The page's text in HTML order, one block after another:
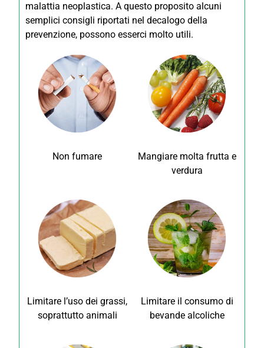
malattia neoplastica. A questo proposito alcuni
semplici consigli riportati nel decalogo della
prevenzione, possono esserci molto utili.
Non fumare
Mangiare molta frutta e
verdura
Limitare l’uso dei grassi,
soprattutto animali
Limitare il consumo di
bevande alcoliche